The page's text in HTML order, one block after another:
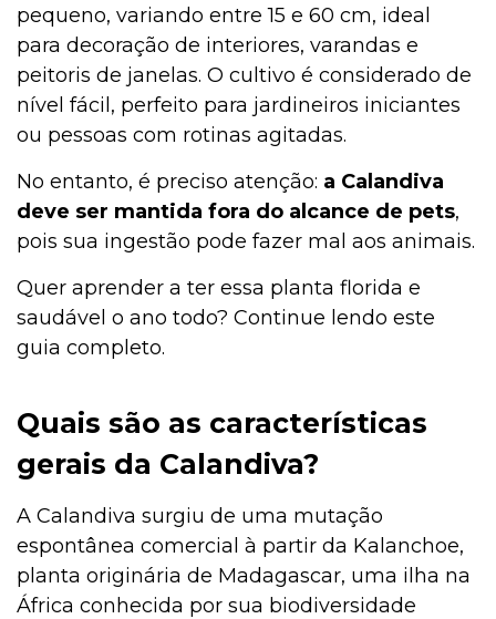
pequeno, variando entre 15 e 60 cm, ideal
para decoração de interiores, varandas e
peitoris de janelas. O cultivo é considerado de
nível fácil, perfeito para jardineiros iniciantes
ou pessoas com rotinas agitadas.
No entanto, é preciso atenção: a Calandiva
deve ser mantida fora do alcance de pets,
pois sua ingestão pode fazer mal aos animais.
Quer aprender a ter essa planta florida e
saudável o ano todo? Continue lendo este
guia completo.
Quais são as características
gerais da Calandiva?
A Calandiva surgiu de uma mutação
espontânea comercial à partir da Kalanchoe,
planta originária de Madagascar, uma ilha na
África conhecida por sua biodiversidade